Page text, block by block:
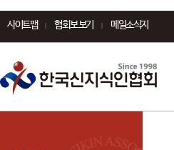
사이트맵 협회보 보기 메일소식지